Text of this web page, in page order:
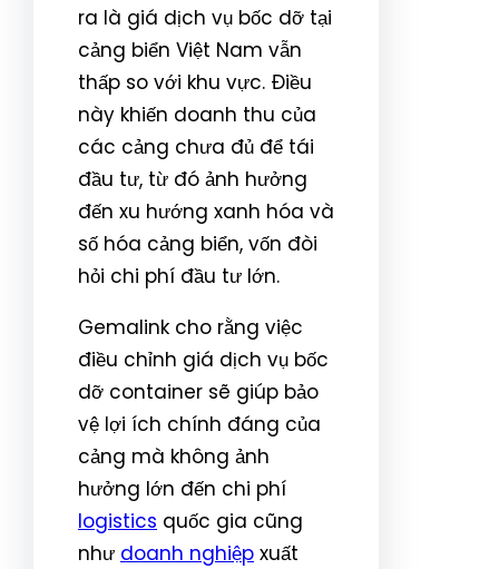
ra là giá dịch vụ bốc dỡ tại
cảng biển Việt Nam vẫn
thấp so với khu vực. Điều
này khiến doanh thu của
các cảng chưa đủ để tái
đầu tư, từ đó ảnh hưởng
đến xu hướng xanh hóa và
số hóa cảng biển, vốn đòi
hỏi chi phí đầu tư lớn.
Gemalink cho rằng việc
điều chỉnh giá dịch vụ bốc
dỡ container sẽ giúp bảo
vệ lợi ích chính đáng của
cảng mà không ảnh
hưởng lớn đến chi phí
logistics quốc gia cũng
như doanh nghiệp xuất